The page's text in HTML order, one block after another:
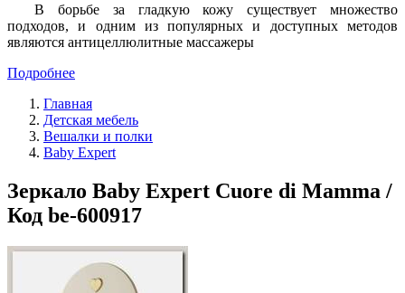
В борьбе за гладкую кожу существует множество
подходов, и одним из популярных и доступных методов
являются антицеллюлитные массажеры
Подробнее
Главная
Детская мебель
Вешалки и полки
Baby Expert
Зеркало Baby Expert Cuore di Mamma /
Код be-600917